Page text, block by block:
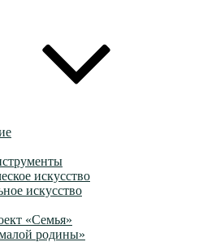
искусство
искусство
«Семья»
родины»